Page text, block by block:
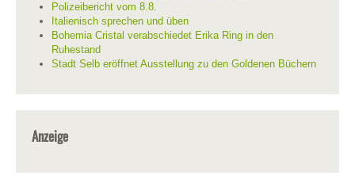
Polizeibericht vom 8.8.
Italienisch sprechen und üben
Bohemia Cristal verabschiedet Erika Ring in den
Ruhestand
Stadt Selb eröffnet Ausstellung zu den Goldenen Büchern
Anzeige